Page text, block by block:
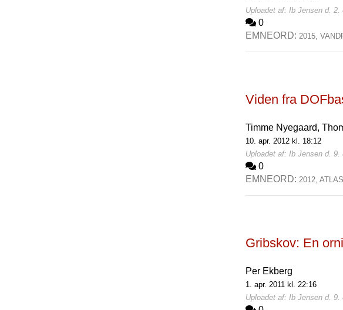
Uploadet af: Ib Jensen d.
0
EMNEORD: 2015,
Viden fra
Timme Nyegaard,
10. apr. 2012 kl. 18:12
Uploadet af: Ib Jensen d.
0
EMNEORD: 2012,
Gribskov: En
Per Ekberg
1. apr. 2011 kl. 22:16
Uploadet af: Ib Jensen d.